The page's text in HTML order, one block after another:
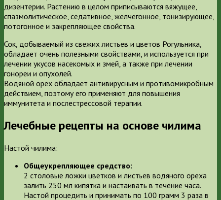
дизентерии. Растению в целом приписываются вяжущее,
спазмолитическое, седативное, желчегонное, тонизирующее,
потогонное и закрепляющее свойства.
Сок, добываемый из свежих листьев и цветов Рогульника,
обладает очень полезными свойствами, и используется при
лечении укусов насекомых и змей, а также при лечении
гонореи и опухолей.
Водяной орех обладает антивирусным и противомикробным
действием, поэтому его применяют для повышения
иммунитета и послестрессовой терапии.
Лечебные рецепты на основе чилима
Настой чилима:
Общеукрепляющее средство:
2 столовые ложки цветков и листьев водяного ореха
залить 250 мл кипятка и настаивать в течение часа.
Настой процедить и принимать по 100 грамм 3 раза в